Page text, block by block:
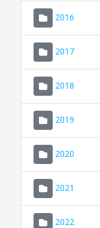
2016
2017
2018
2019
2020
2021
2022